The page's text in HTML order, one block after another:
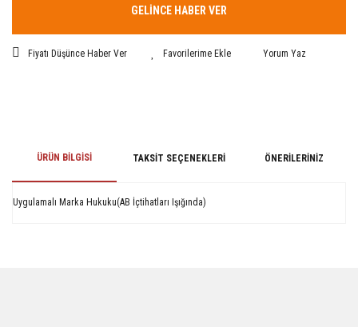
GELİNCE HABER VER
Fiyatı Düşünce Haber Ver Yorum Yaz
ÜRÜN BILGISI TAKSIT SEÇENEKLERI ÖNERILERINIZ
Uygulamalı Marka Hukuku(AB İçtihatları Işığında)